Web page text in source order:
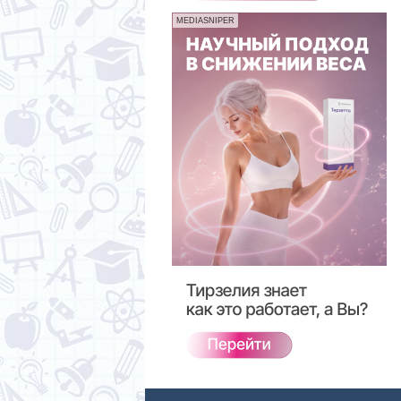
MEDIASNIPER